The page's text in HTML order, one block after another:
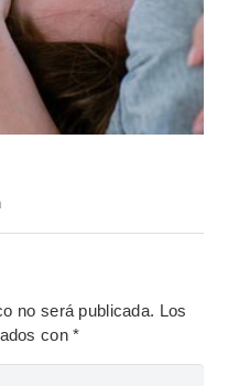
no será publicada. Los
con*